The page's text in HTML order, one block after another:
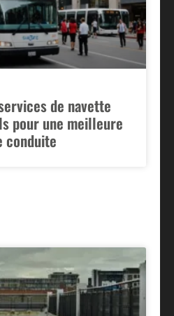
de navette
pour une meilleure
conduite